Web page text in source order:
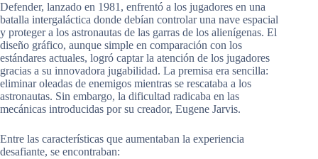
Defender, lanzado en 1981, enfrentó a los jugadores en una
batalla intergaláctica donde debían controlar una nave espacial
y proteger a los astronautas de las garras de los alienígenas. El
diseño gráfico, aunque simple en comparación con los
estándares actuales, logró captar la atención de los jugadores
gracias a su innovadora jugabilidad. La premisa era sencilla:
eliminar oleadas de enemigos mientras se rescataba a los
astronautas. Sin embargo, la dificultad radicaba en las
mecánicas introducidas por su creador, Eugene Jarvis.
Entre las características que aumentaban la experiencia
desafiante, se encontraban: